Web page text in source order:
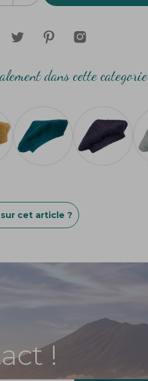
dans cette categorie
cet article ?
!